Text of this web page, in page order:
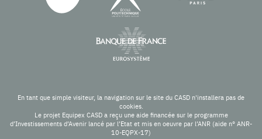
En tant que simple visiteur, la navigation sur le site du CASD n'installera pas de
cookies.
Le projet Equipex CASD a reçu une aide financée sur le programme
d’Investissements d’Avenir lancé par l’Etat et mis en oeuvre par l’ANR (aide n° ANR-
10-EQPX-17)